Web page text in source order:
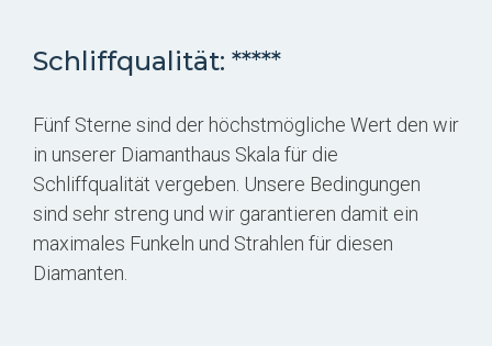
Schliffqualität: *****
Fünf Sterne sind der höchstmögliche Wert den wir
in unserer Diamanthaus Skala für die
Schliffqualität vergeben. Unsere Bedingungen
sind sehr streng und wir garantieren damit ein
maximales Funkeln und Strahlen für diesen
Diamanten.